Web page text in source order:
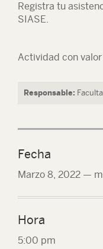
Registra tu
SIASE.
Actividad con valor
Responsable:
Fecha
Marzo 8, 2022 —
Hora
5:00 pm